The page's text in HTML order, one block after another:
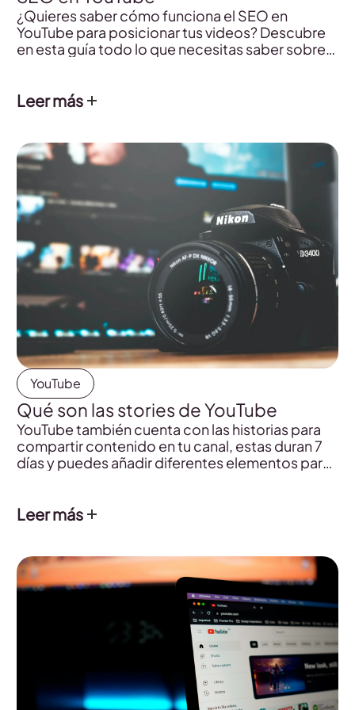
¿Quieres saber cómo funciona el SEO en
YouTube para posicionar tus videos? Descubre
en esta guía todo lo que necesitas saber sobre
Leer más
YouTube
Qué son las stories de YouTube
YouTube también cuenta con las historias para
compartir contenido en tu canal, estas duran 7
días y puedes añadir diferentes elementos para
Leer más